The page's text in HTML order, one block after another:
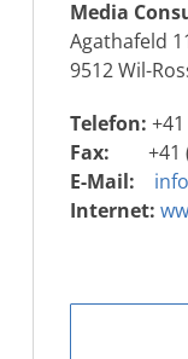
Media
Agathafeld
9512 Wil-
Telefon:
Fax: +41
E-Mail:
Internet: